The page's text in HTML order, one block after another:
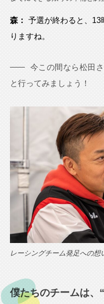
森：
予選が終わると、
りますね。
今この間なら松田
と行ってみましょう！
レーシングチーム発足への想
僕たちのチームは、